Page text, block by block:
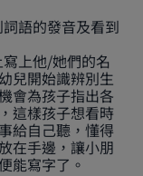
語的發音及看到
上他/她們的名
兒開始識辨別生
會為孩子指出各
這樣孩子想看時
給自己聽，懂得
在手邊，讓小朋
能寫字了。